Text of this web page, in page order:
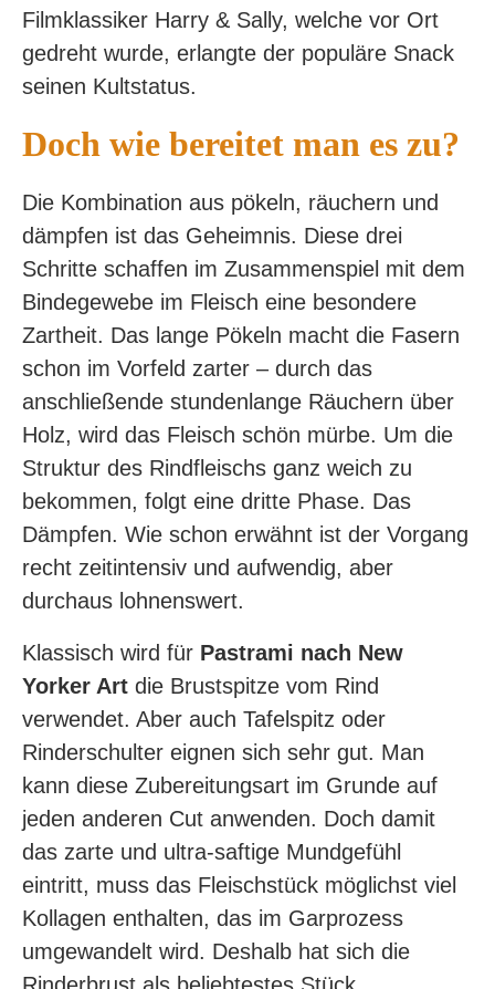
Filmklassiker Harry & Sally, welche vor Ort
gedreht wurde, erlangte der populäre Snack
seinen Kultstatus.
Doch wie bereitet man es zu?
Die Kombination aus pökeln, räuchern und
dämpfen ist das Geheimnis. Diese drei
Schritte schaffen im Zusammenspiel mit dem
Bindegewebe im Fleisch eine besondere
Zartheit. Das lange Pökeln macht die Fasern
schon im Vorfeld zarter – durch das
anschließende stundenlange Räuchern über
Holz, wird das Fleisch schön mürbe. Um die
Struktur des Rindfleischs ganz weich zu
bekommen, folgt eine dritte Phase. Das
Dämpfen. Wie schon erwähnt ist der Vorgang
recht zeitintensiv und aufwendig, aber
durchaus lohnenswert.
Klassisch wird für Pastrami nach New
Yorker Art die Brustspitze vom Rind
verwendet. Aber auch Tafelspitz oder
Rinderschulter eignen sich sehr gut. Man
kann diese Zubereitungsart im Grunde auf
jeden anderen Cut anwenden. Doch damit
das zarte und ultra-saftige Mundgefühl
eintritt, muss das Fleischstück möglichst viel
Kollagen enthalten, das im Garprozess
umgewandelt wird. Deshalb hat sich die